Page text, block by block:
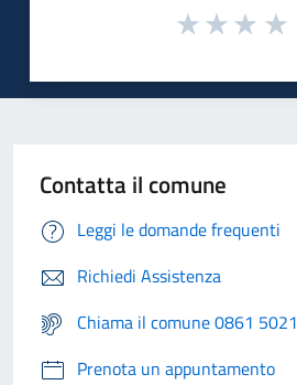
Contatta il comune
Leggi le domande frequenti
Richiedi Assistenza
Chiama il comune 0861 5021
Prenota un appuntamento